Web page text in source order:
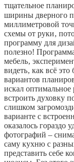
тщательное
ширины дверного
миллиметровой
схемы от руки‚
программу для
полезно!
мебель‚
видеть‚ как всё
вариантов
искал оптимальное
встроить духовку
слишком
варианте с
оказалось гораздо
фотографий –
саму кухню с
представить себе